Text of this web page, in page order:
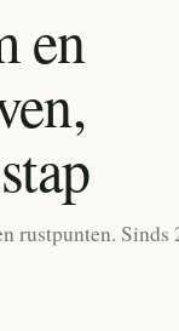
en
rustpunten.